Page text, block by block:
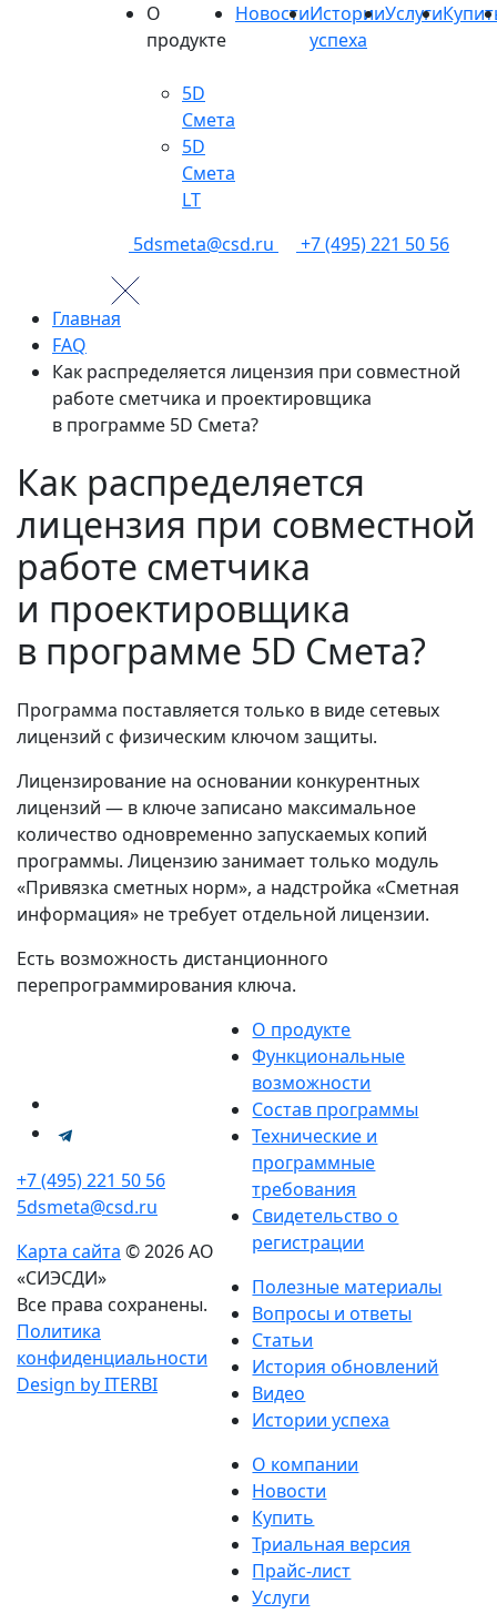
О
продукте
5D
Смета
5D
Смета
LT
НовостиИстории
успеха
Услуги
5dsmeta@csd.ru +7 (495) 221 50 56
Главная
FAQ
Как распределяется лицензия при совместной
работе сметчика и проектировщика
в программе 5D Смета?
Как распределяется
лицензия при совместной
работе сметчика
и проектировщика
в программе 5D Смета?
Программа поставляется только в виде сетевых
лицензий с физическим ключом защиты.
Лицензирование на основании конкурентных
лицензий — в ключе записано максимальное
количество одновременно запускаемых копий
программы. Лицензию занимает только модуль
«Привязка сметных норм», а надстройка «Сметная
информация» не требует отдельной лицензии.
Есть возможность дистанционного
перепрограммирования ключа.
+7 (495) 221 50 56
5dsmeta@csd.ru
Карта сайта © 2026 АО
«СИЭСДИ»
Все права сохранены.
Политика
конфиденциальности
Design by ITERBI
О продукте
Функциональные
возможности
Состав программы
Технические и
программные
требования
Свидетельство о
регистрации
Полезные материалы
Вопросы и ответы
Статьи
История обновлений
Видео
Истории успеха
О компании
Новости
Купить
Триальная версия
Прайс-лист
Услуги